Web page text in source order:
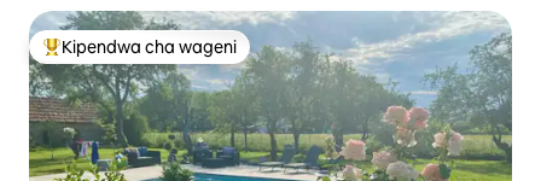
Kipendwa maarufu cha wageni
Kipendwa cha wageni